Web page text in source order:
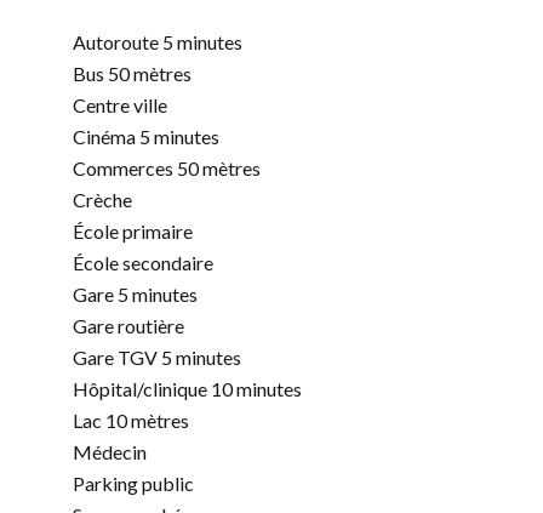
Autoroute 5 minutes
Bus 50 mètres
Centre ville
Cinéma 5 minutes
Commerces 50 mètres
Crèche
École primaire
École secondaire
Gare 5 minutes
Gare routière
Gare TGV 5 minutes
Hôpital/clinique 10 minutes
Lac 10 mètres
Médecin
Parking public